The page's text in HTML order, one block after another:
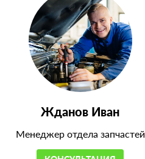
Жданов Иван
Менеджер отдела запчастей